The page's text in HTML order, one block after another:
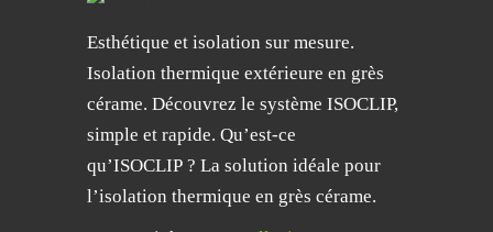
Esthétique et isolation sur mesure.
Isolation thermique extérieure en grès
cérame. Découvrez le système ISOCLIP,
simple et rapide. Qu’est-ce
qu’ISOCLIP ? La solution idéale pour
l’isolation thermique en grès cérame.